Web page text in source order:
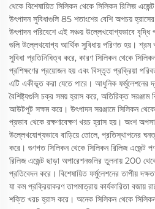
থেকে বিশেষায়িত সিলিকন থেকে সিলিকন রিলিজ
উৎপাদন সুবিধাগুলি 85 শতাংশের বেশি অপচয়
উৎপাদন পরিবেশে এই সঞ্চয় উল্লেখযোগ্যভাবে
গুলি উল্লেখযোগ্য আর্থিক সুবিধায় পরিণত হয়। শ্রম
সুবিধা প্রতিনিধিত্ব করে, কারণ সিলিকন থেকে
প্রশিক্ষণের প্রয়োজন হয় এবং বিস্তৃত প্রক্রিয়া
এটি একীভূত করা যেতে পারে। আধুনিক
বৈশিষ্ট্যগুলি চক্র সময় হ্রাস করে, অতিরিক্ত সরঞ্জাম
আউটপুট সক্ষম করে। উৎপাদন সরঞ্জামে সিলিকন থেকে
প্রভাব থেকে রক্ষণাবেক্ষণ খরচ হ্রাস হয়। অংশ
উল্লেখযোগ্যভাবে বাড়িয়ে তোলে, প্রতিস্থাপনের
করে। গুণগত সিলিকন থেকে সিলিকন রিলিজ এজেন্ট
রিলিজ এজেন্ট ছাড়া অপারেশনগুলির তুলনায় 200
প্রতিবেদন করে। বিশেষায়িত ফর্মুলেশনের তাপীয়
যা কম প্রক্রিয়াকরণ তাপমাত্রায় কার্যকারিতা বজায়
শক্তি খরচ হ্রাস করে। অনেক সিলিকন থেকে